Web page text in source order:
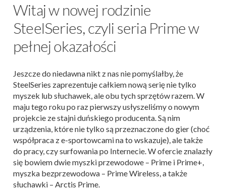
Witaj w nowej rodzinie
SteelSeries, czyli seria Prime w
pełnej okazałości
Jeszcze do niedawna nikt z nas nie pomyślałby, że
SteelSeries zaprezentuje całkiem nową serię nie tylko
myszek lub słuchawek, ale obu tych sprzętów razem. W
maju tego roku po raz pierwszy usłyszeliśmy o nowym
projekcie ze stajni duńskiego producenta. Są nim
urządzenia, które nie tylko są przeznaczone do gier (choć
współpraca z e-sportowcami na to wskazuje), ale także
do pracy, czy surfowania po Internecie. W ofercie znalazły
się bowiem dwie myszki przewodowe – Prime i Prime+,
myszka bezprzewodowa – Prime Wireless, a także
słuchawki – Arctis Prime.